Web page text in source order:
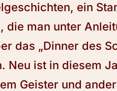
ein
die man unter
das „Dinner des
Neu ist in diesem
Geister und